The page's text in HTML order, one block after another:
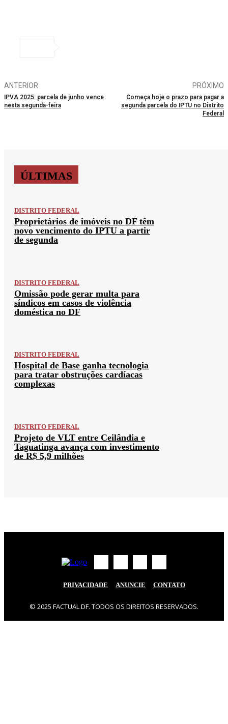
ANTERIOR
IPVA 2025: parcela de junho vence
nesta segunda-feira
PRÓXIMO
Começa hoje o prazo para pagar a
segunda parcela do IPTU no Distrito
Federal
ÚLTIMAS
DISTRITO FEDERAL
Proprietários de imóveis no DF têm
novo vencimento do IPTU a partir
de segunda
DISTRITO FEDERAL
Omissão pode gerar multa para
síndicos em casos de violência
doméstica no DF
DISTRITO FEDERAL
Hospital de Base ganha tecnologia
para tratar obstruções cardíacas
complexas
DISTRITO FEDERAL
Projeto de VLT entre Ceilândia e
Taguatinga avança com investimento
de R$ 5,9 milhões
PRIVACIDADE ANUNCIE CONTATO
© 2025 FACTUAL DF. TODOS OS DIREITOS RESERVADOS.